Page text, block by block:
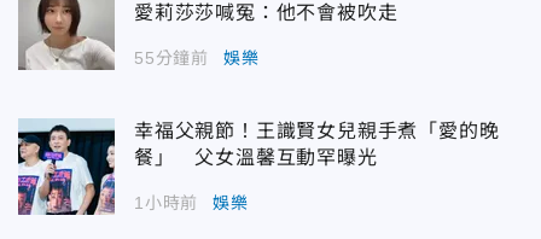
愛莉莎莎喊冤：他不會被吹走
55分鐘前 娛樂
幸福父親節！王識賢女兒親手煮「愛的晚
餐」 父女溫馨互動罕曝光
1小時前 娛樂